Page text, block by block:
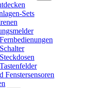
Sets
Fenstersensoren